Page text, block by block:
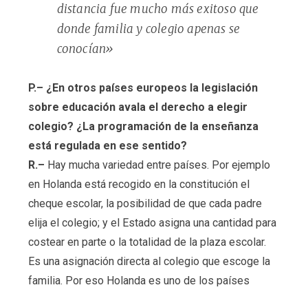
distancia fue mucho más exitoso que
donde familia y colegio apenas se
conocían»
P.– ¿En otros países europeos la legislación
sobre educación avala el derecho a elegir
colegio? ¿La programación de la enseñanza
está regulada en ese sentido?
R.– Hay mucha variedad entre países. Por ejemplo
en Holanda está recogido en la constitución el
cheque escolar, la posibilidad de que cada padre
elija el colegio; y el Estado asigna una cantidad para
costear en parte o la totalidad de la plaza escolar.
Es una asignación directa al colegio que escoge la
familia. Por eso Holanda es uno de los países